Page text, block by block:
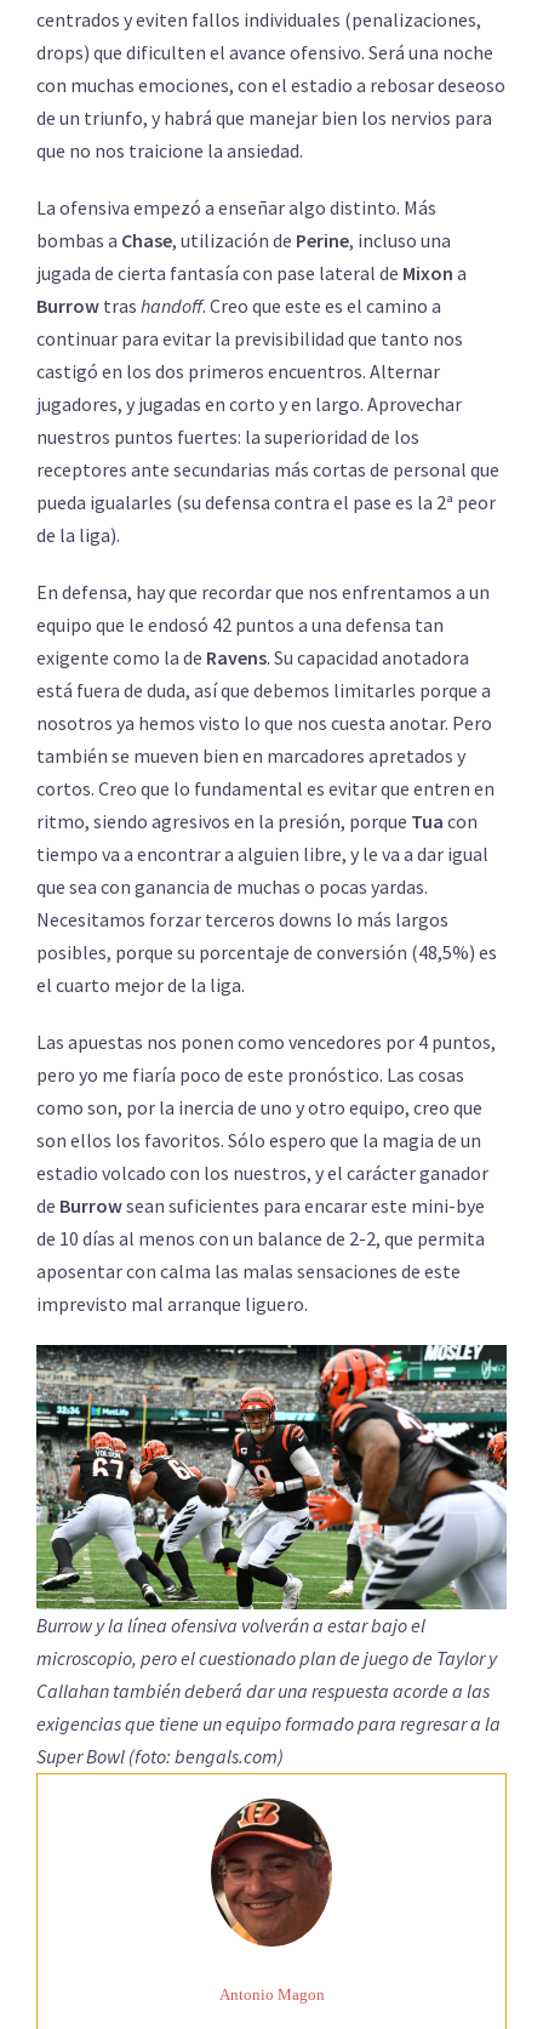
centrados y eviten fallos individuales (penalizaciones,
drops) que dificulten el avance ofensivo. Será una noche
con muchas emociones, con el estadio a rebosar deseoso
de un triunfo, y habrá que manejar bien los nervios para
que no nos traicione la ansiedad.
La ofensiva empezó a enseñar algo distinto. Más
bombas a Chase, utilización de Perine, incluso una
jugada de cierta fantasía con pase lateral de Mixon a
Burrow tras handoff. Creo que este es el camino a
continuar para evitar la previsibilidad que tanto nos
castigó en los dos primeros encuentros. Alternar
jugadores, y jugadas en corto y en largo. Aprovechar
nuestros puntos fuertes: la superioridad de los
receptores ante secundarias más cortas de personal que
pueda igualarles (su defensa contra el pase es la 2ª peor
de la liga).
En defensa, hay que recordar que nos enfrentamos a un
equipo que le endosó 42 puntos a una defensa tan
exigente como la de Ravens. Su capacidad anotadora
está fuera de duda, así que debemos limitarles porque a
nosotros ya hemos visto lo que nos cuesta anotar. Pero
también se mueven bien en marcadores apretados y
cortos. Creo que lo fundamental es evitar que entren en
ritmo, siendo agresivos en la presión, porque Tua con
tiempo va a encontrar a alguien libre, y le va a dar igual
que sea con ganancia de muchas o pocas yardas.
Necesitamos forzar terceros downs lo más largos
posibles, porque su porcentaje de conversión (48,5%) es
el cuarto mejor de la liga.
Las apuestas nos ponen como vencedores por 4 puntos,
pero yo me fiaría poco de este pronóstico. Las cosas
como son, por la inercia de uno y otro equipo, creo que
son ellos los favoritos. Sólo espero que la magia de un
estadio volcado con los nuestros, y el carácter ganador
de Burrowsean suficientes para encarar este mini-bye
de 10 días al menos con un balance de 2-2, que permita
aposentar con calma las malas sensaciones de este
imprevisto mal arranque liguero.
Burrow y la línea ofensiva volverán a estar bajo el
microscopio, pero el cuestionado plan de juego de Taylor y
Callahan también deberá dar una respuesta acorde a las
exigencias que tiene un equipo formado para regresar a la
Super Bowl (foto: bengals.com)
Antonio Magon